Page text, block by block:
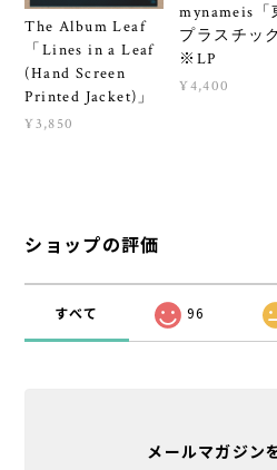
The Album Leaf
「Lines in a Leaf
(Hand Screen
Printed Jacket)」
¥3,850
mynameis「
プラスチッ
※LP
¥4,400
ショップの評価
すべて 96
メールマガジン